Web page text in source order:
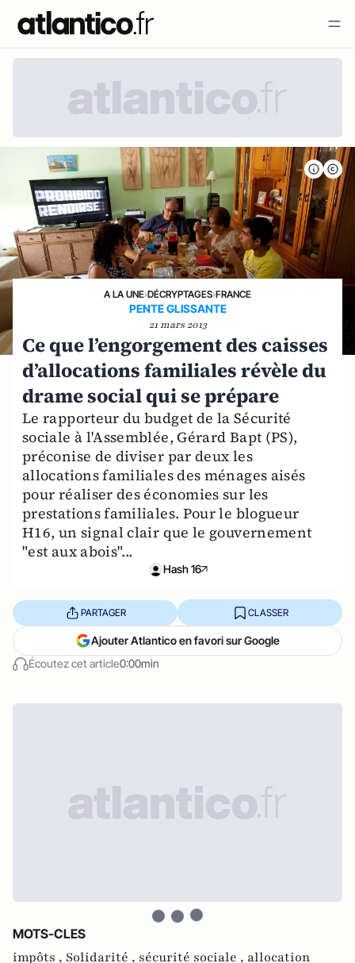
A LA UNE›DÉCRYPTAGES›FRANCE
PENTE GLISSANTE
21 mars 2013
Ce que l’engorgement des caisses
d’allocations familiales révèle du
drame social qui se prépare
Le rapporteur du budget de la Sécurité
sociale à l'Assemblée, Gérard Bapt (PS),
préconise de diviser par deux les
allocations familiales des ménages aisés
pour réaliser des économies sur les
prestations familiales. Pour le blogueur
H16, un signal clair que le gouvernement
"est aux abois"...
Hash 16
Écoutez cet article0:00min
PARTAGER CLASSER
Ajouter Atlantico en favori sur Google
MOTS-CLES
impôts , Solidarité , sécurité sociale , allocation